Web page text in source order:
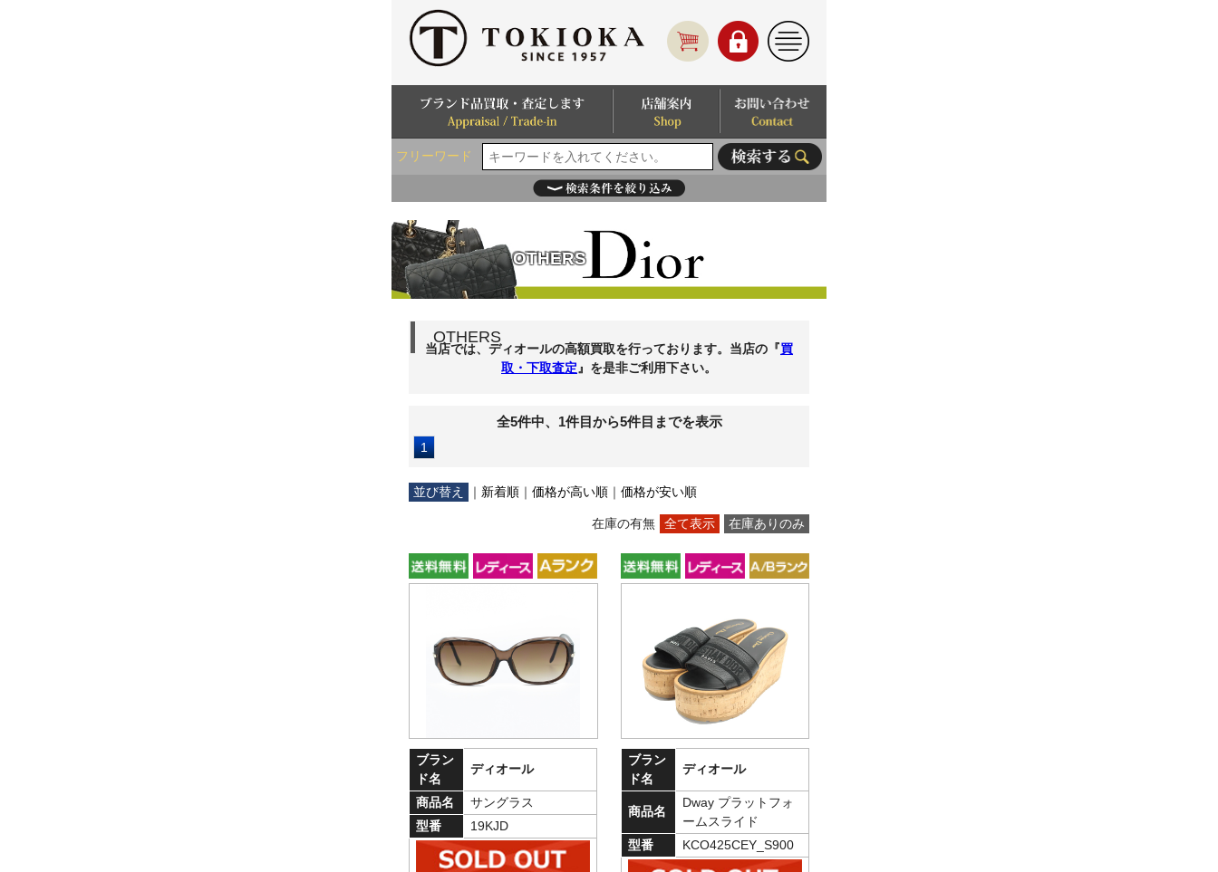
フリーワード
OTHERS
OTHERS
当店では、ディオールの高額買取を行っております。当店の『買
取・下取査定 』を是非ご利用下さい。
全5件中、1件目から5件目までを表示
1
並び替え ｜ 新着順 ｜価格が高い順 ｜価格が安い順
在庫の有無 全て表示 在庫ありのみ
ブラン
ド名
ディオール
商品名
サングラス
型番
19KJD
ブラン
ド名
ディオール
商品名
Dway プラットフォ
ームスライド
型番
KCO425CEY_S900